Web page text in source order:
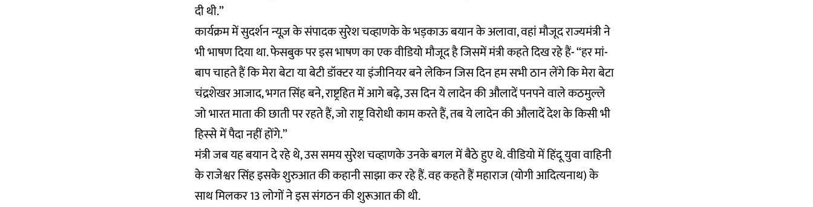
दी थी.”
कार्यक्रम में सुदर्शन न्यूज़ के संपादक सुरेश चव्हाणके के भड़काऊ बयान के अलावा, वहां मौजूद राज्यमंत्री ने
भी भाषण दिया था. फेसबुक पर इस भाषण का एक वीडियो मौजूद है जिसमें मंत्री कहते दिख रहे हैं- “हर मां-
बाप चाहते हैं कि मेरा बेटा या बेटी डॉक्टर या इंजीनियर बने लेकिन जिस दिन हम सभी ठान लेंगे कि मेरा बेटा
चंद्रशेखर आजाद, भगत सिंह बने, राष्ट्रहित में आगे बढ़े, उस दिन ये लादेन की औलादें पनपने वाले कठमुल्ले
जो भारत माता की छाती पर रहते हैं, जो राष्ट्र विरोधी काम करते हैं, तब ये लादेन की औलादें देश के किसी भी
हिस्से में पैदा नहीं होंगे.”
मंत्री जब यह बयान दे रहे थे, उस समय सुरेश चव्हाणके उनके बगल में बैठे हुए थे. वीडियो में हिंदू युवा वाहिनी
के राजेश्वर सिंह इसके शुरुआत की कहानी साझा कर रहे हैं. वह कहते हैं महाराज (योगी आदित्यनाथ) के
साथ मिलकर 13 लोगों ने इस संगठन की शुरूआत की थी.